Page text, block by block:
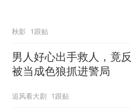
秋影 1跟贴
男人好心出手救人，竟反
被当成色狼抓进警局
追风看大剧 1跟贴